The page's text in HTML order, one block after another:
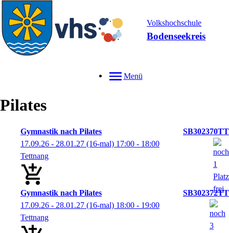
Volkshochschule
Bodenseekreis
Menü
Pilates
Gymnastik nach Pilates
SB302370TT
17.09.26 - 28.01.27 (16-mal) 17:00 - 18:00
Tettnang
Gymnastik nach Pilates
SB302372TT
17.09.26 - 28.01.27 (16-mal) 18:00 - 19:00
Tettnang